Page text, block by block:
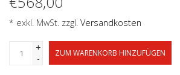
* exkl. MwSt. zzgl. Versandkosten
+
-
ZUM WARENKORB HINZUFÜGEN